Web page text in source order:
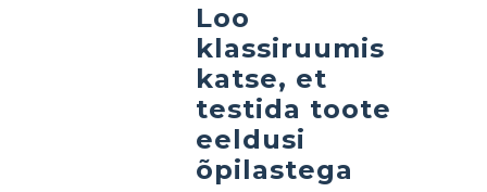
Loo
klassiruumis
katse, et
testida toote
eeldusi
õpilastega